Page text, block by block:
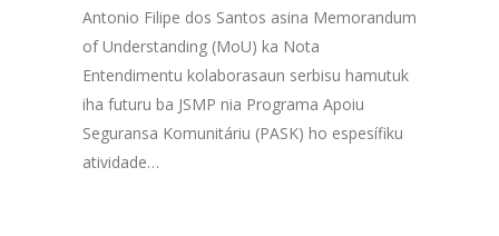
Antonio Filipe dos Santos asina Memorandum
of Understanding (MoU) ka Nota
Entendimentu kolaborasaun serbisu hamutuk
iha futuru ba JSMP nia Programa Apoiu
Seguransa Komunitáriu (PASK) ho espesífiku
atividade…